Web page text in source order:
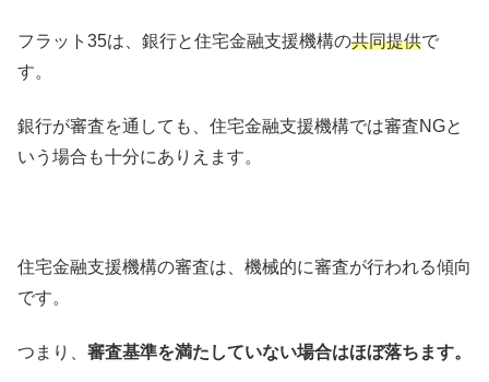
フラット35は、銀行と住宅金融支援機構の共同提供で
す。
銀行が審査を通しても、住宅金融支援機構では審査NGと
いう場合も十分にありえます。
住宅金融支援機構の審査は、機械的に審査が行われる傾向
です。
つまり、 審査基準を満たしていない場合はほぼ落ちます。